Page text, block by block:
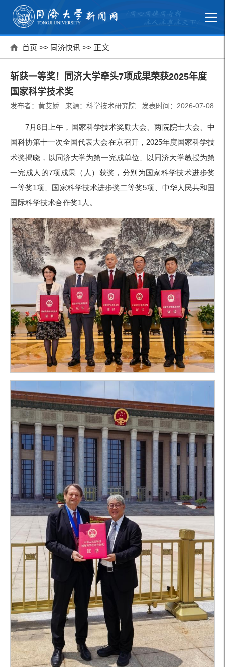
首页 >> 同济快讯 >> 正文
斩获一等奖！同济大学牵头7项成果荣获2025年度
国家科学技术奖
发布者：黄艾娇 来源：科学技术研究院 发表时间：2026-07-08
7月8日上午，国家科学技术奖励大会、两院院士大会、中
国科协第十一次全国代表大会在京召开， 2025年度国家科学技
术奖揭晓， 以同济大学为第一完成单位、以同济大学教授为第
一完成人的7项成果（人）获奖 ，分别为国家科学技术进步奖
一等奖1项、国家科学技术进步奖二等奖5项、中华人民共和国
国际科学技术合作奖1人 。